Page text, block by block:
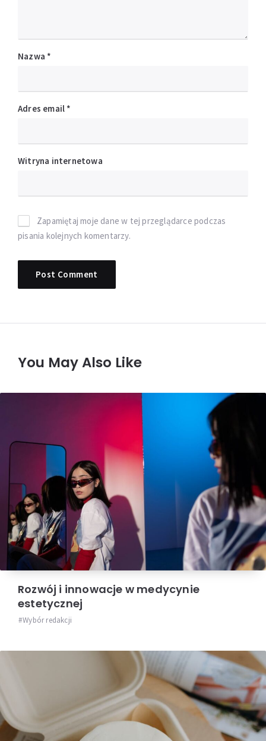
Nazwa *
Adres email *
Witryna internetowa
Zapamiętaj moje dane w tej przeglądarce podczas
pisania kolejnych komentarzy.
You May Also Like
Rozwój i innowacje w medycynie
estetycznej
Wybór redakcji